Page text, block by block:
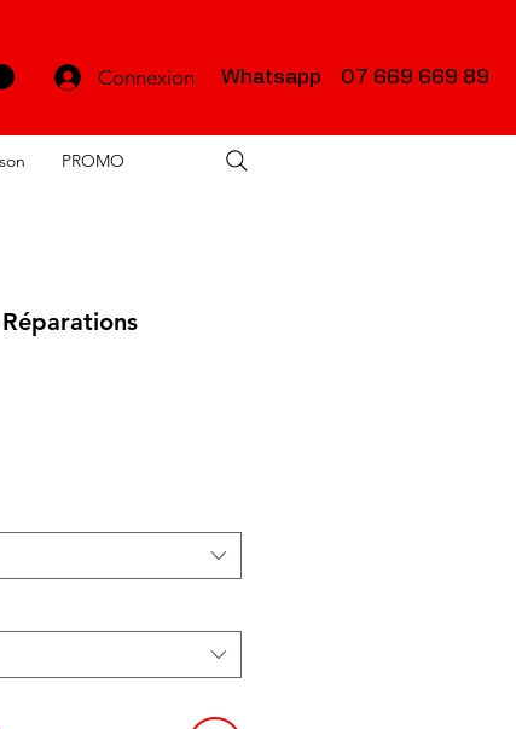
Connexion Whatsapp 07 669 669 89
PROMO